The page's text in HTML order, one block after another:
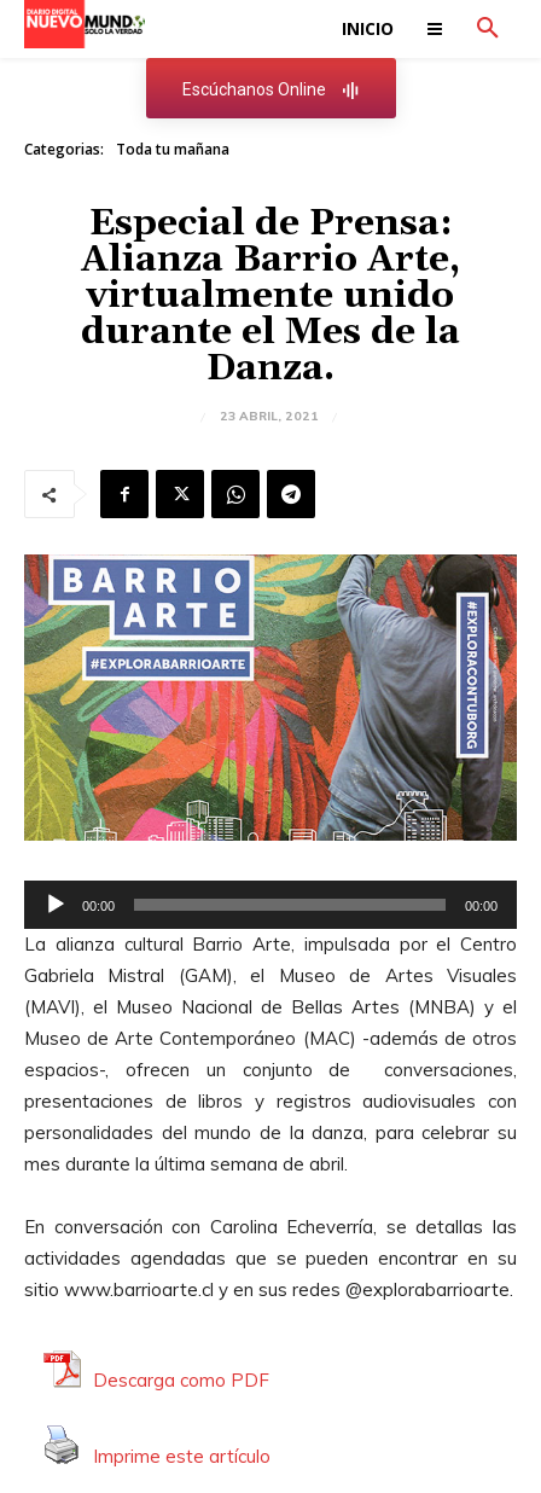
INICIO
Escúchanos Online
Categorias: Toda tu mañana
Especial de Prensa:
Alianza Barrio Arte,
virtualmente unido
durante el Mes de la
Danza.
23 ABRIL, 2021
e
p
r
o
d
u
c
t
o
d
e
A
00:00 00:00
La alianza cultural Barrio Arte, impulsada por el Centro
Gabriela Mistral (GAM), el Museo de Artes Visuales
(MAVI), el Museo Nacional de Bellas Artes (MNBA) y el
Museo de Arte Contemporáneo (MAC) -además de otros
espacios-, ofrecen un conjunto de conversaciones,
presentaciones de libros y registros audiovisuales con
personalidades del mundo de la danza, para celebrar su
mes durante la última semana de abril.
En conversación con Carolina Echeverría, se detallas las
actividades agendadas que se pueden encontrar en su
sitio www.barrioarte.cl y en sus redes @explorabarrioarte.
Descarga como PDF
Imprime este artículo